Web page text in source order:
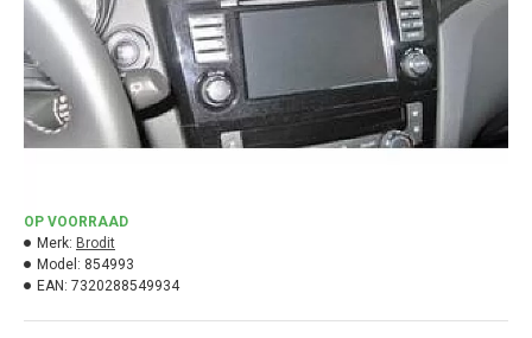
OP VOORRAAD
Merk: Brodit
Model: 854993
EAN: 7320288549934